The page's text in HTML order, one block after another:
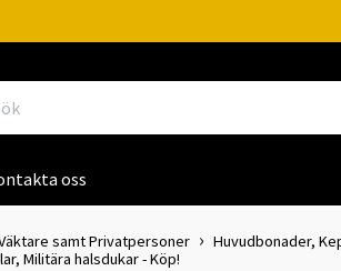
oss
samt Privatpersoner
Huvudbonader,
Militära halsdukar - Köp!